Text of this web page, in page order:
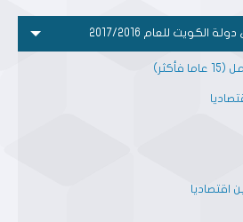
للعام 2017/2016
اقتصاديا